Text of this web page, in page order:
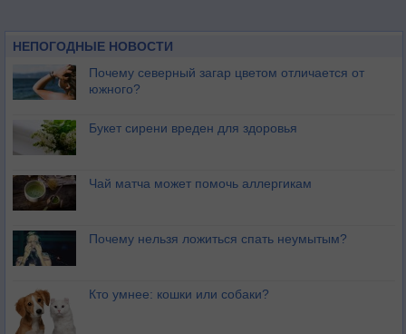
НЕПОГОДНЫЕ НОВОСТИ
Почему северный загар цветом отличается от
южного?
Букет сирени вреден для здоровья
Чай матча может помочь аллергикам
Почему нельзя ложиться спать неумытым?
Кто умнее: кошки или собаки?